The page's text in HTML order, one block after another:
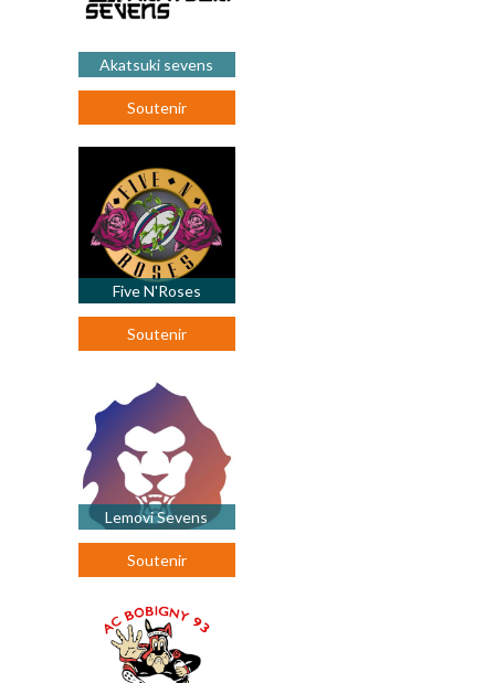
Akatsuki sevens
Soutenir
Five N'Roses
Soutenir
Lemovi Sevens
Soutenir